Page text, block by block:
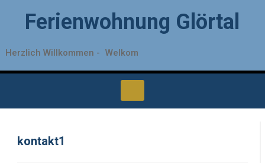
Ferienwohnung Glörtal
Herzlich Willkommen - Welkom
kontakt1